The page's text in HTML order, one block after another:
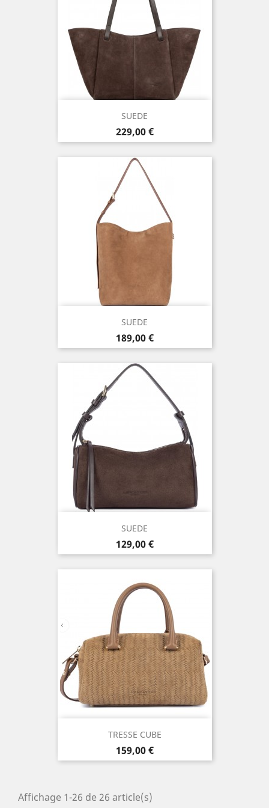
SUEDE
Prix
229,00 €
SUEDE
Prix
189,00 €
SUEDE
Prix
129,00 €
TRESSE CUBE
Prix
159,00 €
Affichage 1-26 de 26 article(s)